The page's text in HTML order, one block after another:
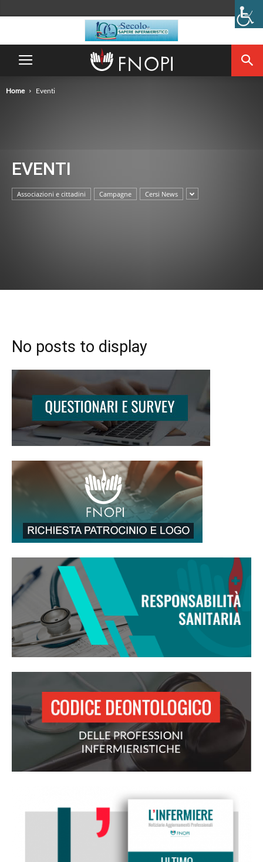
Home Eventi
EVENTI
Associazioni e cittadini Campagne Cersi News
No posts to display